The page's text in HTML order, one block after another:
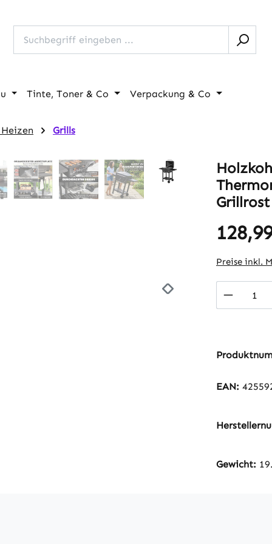
Tinte, Toner & Co Verpackung & Co
Grills
Regulärer
Preise inkl.
EAN:
Gewicht: